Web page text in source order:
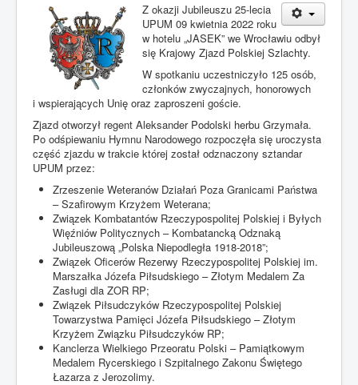
Galeria zdjęć
O nas
Dokumenty UPUM
Insygnia i odznaczenia
Kontakt
BIP
Jesteś tutaj: Start
Uncategorised
25 lat Unii Polskich Ugrupowań Monarchistycznych
Z okazji Jubileuszu 25-lecia
UPUM 09 kwietnia 2022 roku
w hotelu „JASEK” we Wrocławiu odbył
się Krajowy Zjazd Polskiej Szlachty.
W spotkaniu uczestniczyło 125 osób,
członków zwyczajnych, honorowych
i wspierających Unię oraz zaproszeni goście.
Zjazd otworzył regent Aleksander Podolski herbu Grzymała.
Po odśpiewaniu Hymnu Narodowego rozpoczęła się uroczysta
część zjazdu w trakcie której został odznaczony sztandar
UPUM przez:
Zrzeszenie Weteranów Działań Poza Granicami Państwa
– Szafirowym Krzyżem Weterana;
Związek Kombatantów Rzeczypospolitej Polskiej i Byłych
Więźniów Politycznych – Kombatancką Odznaką
Jubileuszową „Polska Niepodległa 1918-2018”;
Związek Oficerów Rezerwy Rzeczypospolitej Polskiej im.
Marszałka Józefa Piłsudskiego – Złotym Medalem Za
Zasługi dla ZOR RP;
Związek Piłsudczyków Rzeczypospolitej Polskiej
Towarzystwa Pamięci Józefa Piłsudskiego – Złotym
Krzyżem Związku Piłsudczyków RP;
Kanclerza Wielkiego Przeoratu Polski – Pamiątkowym
Medalem Rycerskiego i Szpitalnego Zakonu Świętego
Łazarza z Jerozolimy.